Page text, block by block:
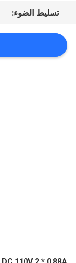
أخبار
تسليط الضوء: